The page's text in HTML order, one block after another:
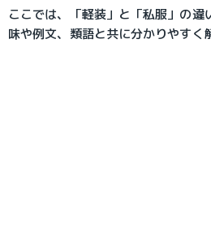
ここでは、「軽装」と「私服」の
味や例文、類語と共に分かりやすく